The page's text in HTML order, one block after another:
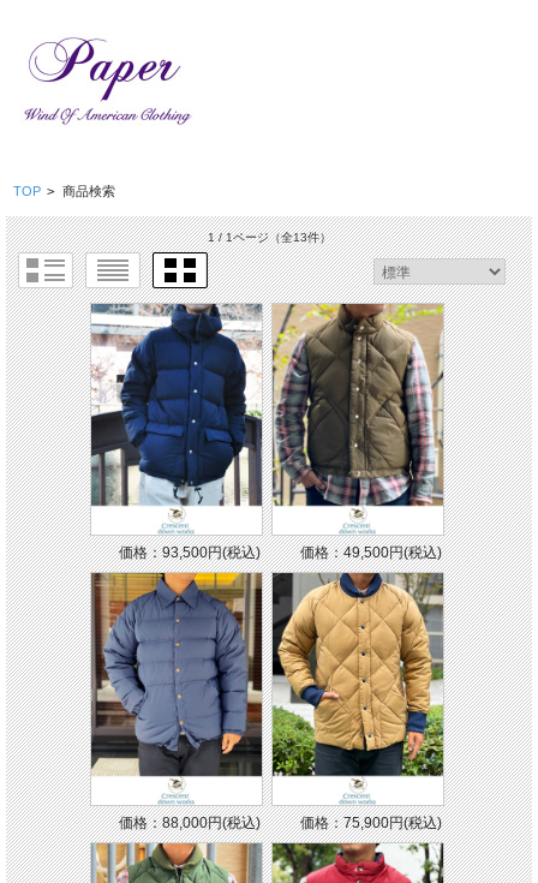
TOP > 商品検索
1 / 1ページ（全13件）
価格：93,500円(税込) 価格：49,500円(税込)
価格：88,000円(税込) 価格：75,900円(税込)